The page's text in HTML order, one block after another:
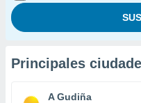
Principales
A Gudiña